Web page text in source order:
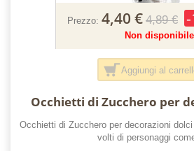
Prezzo: 4,40 € 4,89 €
Non disponibile
Aggiungi al
Occhietti di Zucchero per
Occhietti di Zucchero per decorazioni
volti di personaggi